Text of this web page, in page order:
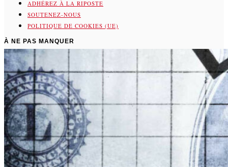
ADHÉREZ À LA RIPOSTE
SOUTENEZ-NOUS
POLITIQUE DE COOKIES (UE)
À NE PAS MANQUER